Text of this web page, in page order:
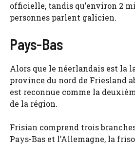
officielle, tandis qu’environ 2
personnes parlent galicien.
Pays-Bas
Alors que le néerlandais est la
province du nord de Friesland
est reconnue comme la
de la région.
Frisian comprend trois
Pays-Bas et l’Allemagne, la